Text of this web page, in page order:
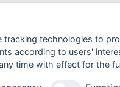
technologies to
according to users'
time with effect for the